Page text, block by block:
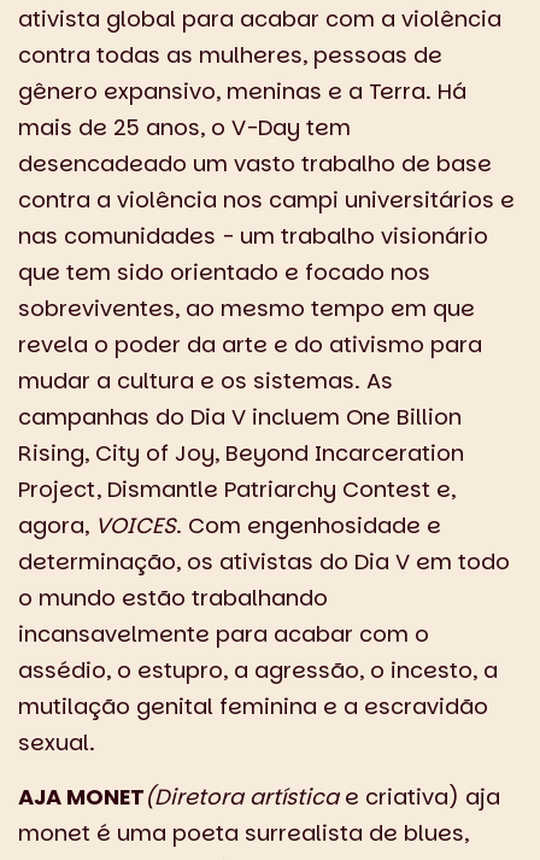
ativista global para acabar com a violência
contra todas as mulheres, pessoas de
gênero expansivo, meninas e a Terra. Há
mais de 25 anos, o V-Day tem
desencadeado um vasto trabalho de base
contra a violência nos campi universitários e
nas comunidades - um trabalho visionário
que tem sido orientado e focado nos
sobreviventes, ao mesmo tempo em que
revela o poder da arte e do ativismo para
mudar a cultura e os sistemas. As
campanhas do Dia V incluem One Billion
Rising, City of Joy, Beyond Incarceration
Project, Dismantle Patriarchy Contest e,
agora, VOICES. Com engenhosidade e
determinação, os ativistas do Dia V em todo
o mundo estão trabalhando
incansavelmente para acabar com o
assédio, o estupro, a agressão, o incesto, a
mutilação genital feminina e a escravidão
sexual.
AJA MONET(Diretora artísticae criativa) aja
monet é uma poeta surrealista de blues,